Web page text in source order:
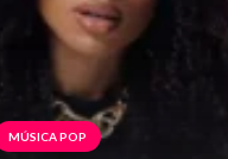
MÚSICA POP